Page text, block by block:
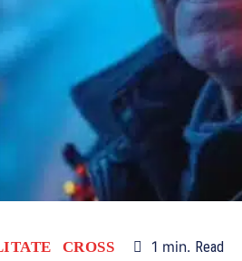
CROSS 1 min. Read